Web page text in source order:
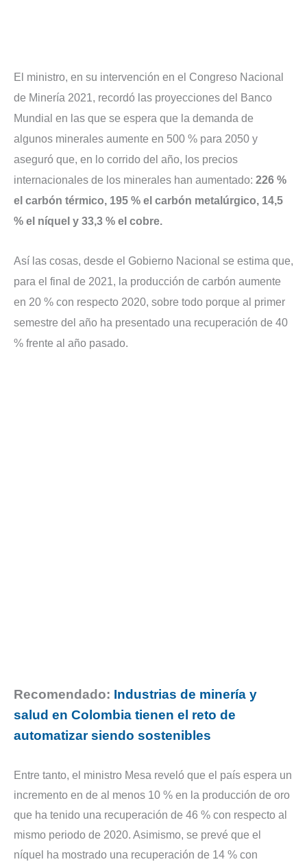
El ministro, en su intervención en el Congreso Nacional
de Minería 2021, recordó las proyecciones del Banco
Mundial en las que se espera que la demanda de
algunos minerales aumente en 500 % para 2050 y
aseguró que, en lo corrido del año, los precios
internacionales de los minerales han aumentado: 226 %
el carbón térmico, 195 % el carbón metalúrgico, 14,5
% el níquel y 33,3 % el cobre.
Así las cosas, desde el Gobierno Nacional se estima que,
para el final de 2021, la producción de carbón aumente
en 20 % con respecto 2020, sobre todo porque al primer
semestre del año ha presentado una recuperación de 40
% frente al año pasado.
Recomendado: Industrias de minería y
salud en Colombia tienen el reto de
automatizar siendo sostenibles
Entre tanto, el ministro Mesa reveló que el país espera un
incremento en de al menos 10 % en la producción de oro
que ha tenido una recuperación de 46 % con respecto al
mismo periodo de 2020. Asimismo, se prevé que el
níquel ha mostrado una recuperación de 14 % con